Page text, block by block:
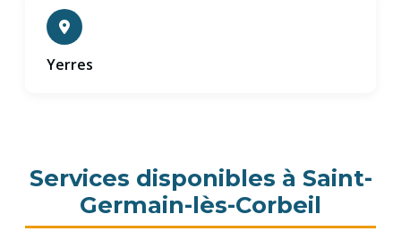
Yerres
Services disponibles à Saint-
Germain-lès-Corbeil